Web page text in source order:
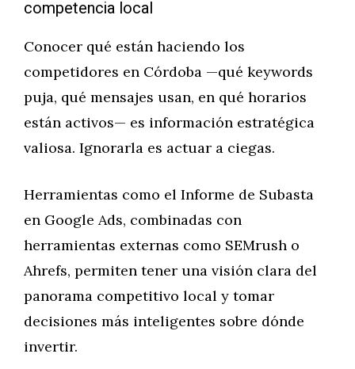
competencia local
Conocer qué están haciendo los
competidores en Córdoba —qué keywords
puja, qué mensajes usan, en qué horarios
están activos— es información estratégica
valiosa. Ignorarla es actuar a ciegas.
Herramientas como el Informe de Subasta
en Google Ads, combinadas con
herramientas externas como SEMrush o
Ahrefs, permiten tener una visión clara del
panorama competitivo local y tomar
decisiones más inteligentes sobre dónde
invertir.